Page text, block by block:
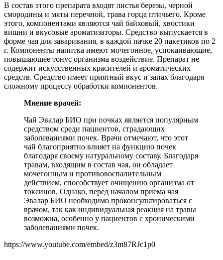
В состав этого препарата входят листья березы, черной
смородины и мяты перечной, трава горца птичьего. Кроме
этого, компонентами являются чай байховый, хвостики
вишни и вкусовые ароматизаторы. Средство выпускается в
форме чая для заваривания, в каждой пачке 20 пакетиков по 2
г. Компоненты напитка имеют мочегонное, успокаивающие,
повышающее тонус организма воздействие. Препарат не
содержит искусственных красителей и ароматических
средств. Средство имеет приятный вкус и запах благодаря
сложному процессу обработки компонентов.
Мнение врачей:
Чай Эвалар БИО при почках является популярным
средством среди пациентов, страдающих
заболеваниями почек. Врачи отмечают, что этот
чай благоприятно влияет на функцию почек
благодаря своему натуральному составу. Благодаря
травам, входящим в состав чая, он обладает
мочегонным и противовоспалительным
действием, способствует очищению организма от
токсинов. Однако, перед началом приема чая
Эвалар БИО необходимо проконсультироваться с
врачом, так как индивидуальная реакция на травы
возможна, особенно у пациентов с хроническими
заболеваниями почек.
https://www.youtube.com/embed/z3m87RJc1p0